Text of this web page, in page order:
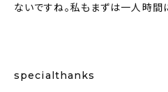
ないですね。私もまずは一人時間
specialthanks